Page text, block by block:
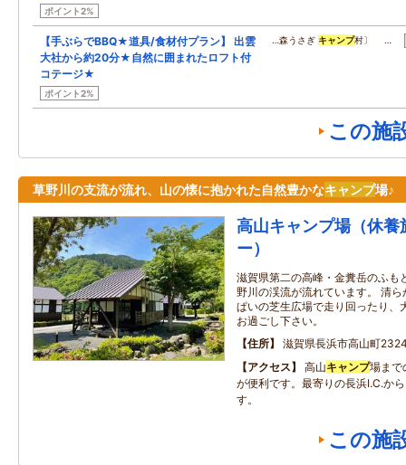
ポイント2%
【手ぶらでBBQ★道具/食材付プラン】 出雲
大社から約20分★自然に囲まれたロフト付
コテージ★
ポイント2%
…森うさぎ キャンプ村〕 …
この施
草野川の支流が流れ、山の懐に抱かれた自然豊かなキャンプ場♪
高山キャンプ場（休養
ー）
滋賀県第二の高峰・金糞岳のふも
野川の渓流が流れています。 清
ぱいの芝生広場で走り回ったり、
お過ごし下さい。
住所
滋賀県長浜市高山町
アクセス
高山キャンプ場まで
が便利です。最寄りの長浜I.C.か
す。
この施